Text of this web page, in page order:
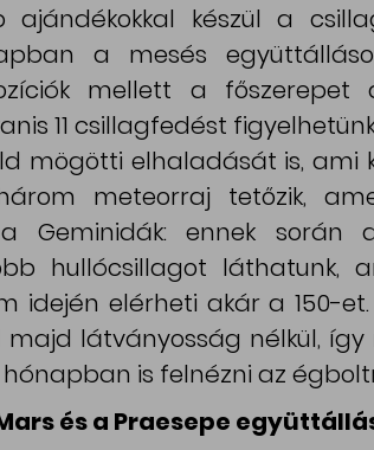
készül a
a mesés
mellett a főszerepet
11 csillagfedést
mögötti elhaladását is, ami
meteorraj tetőzik,
Geminidák: ennek során
hullócsillagot láthatunk,
idején elérheti akár a 150-et.
látványosság nélkül,
is felnézni az
és a Praesepe